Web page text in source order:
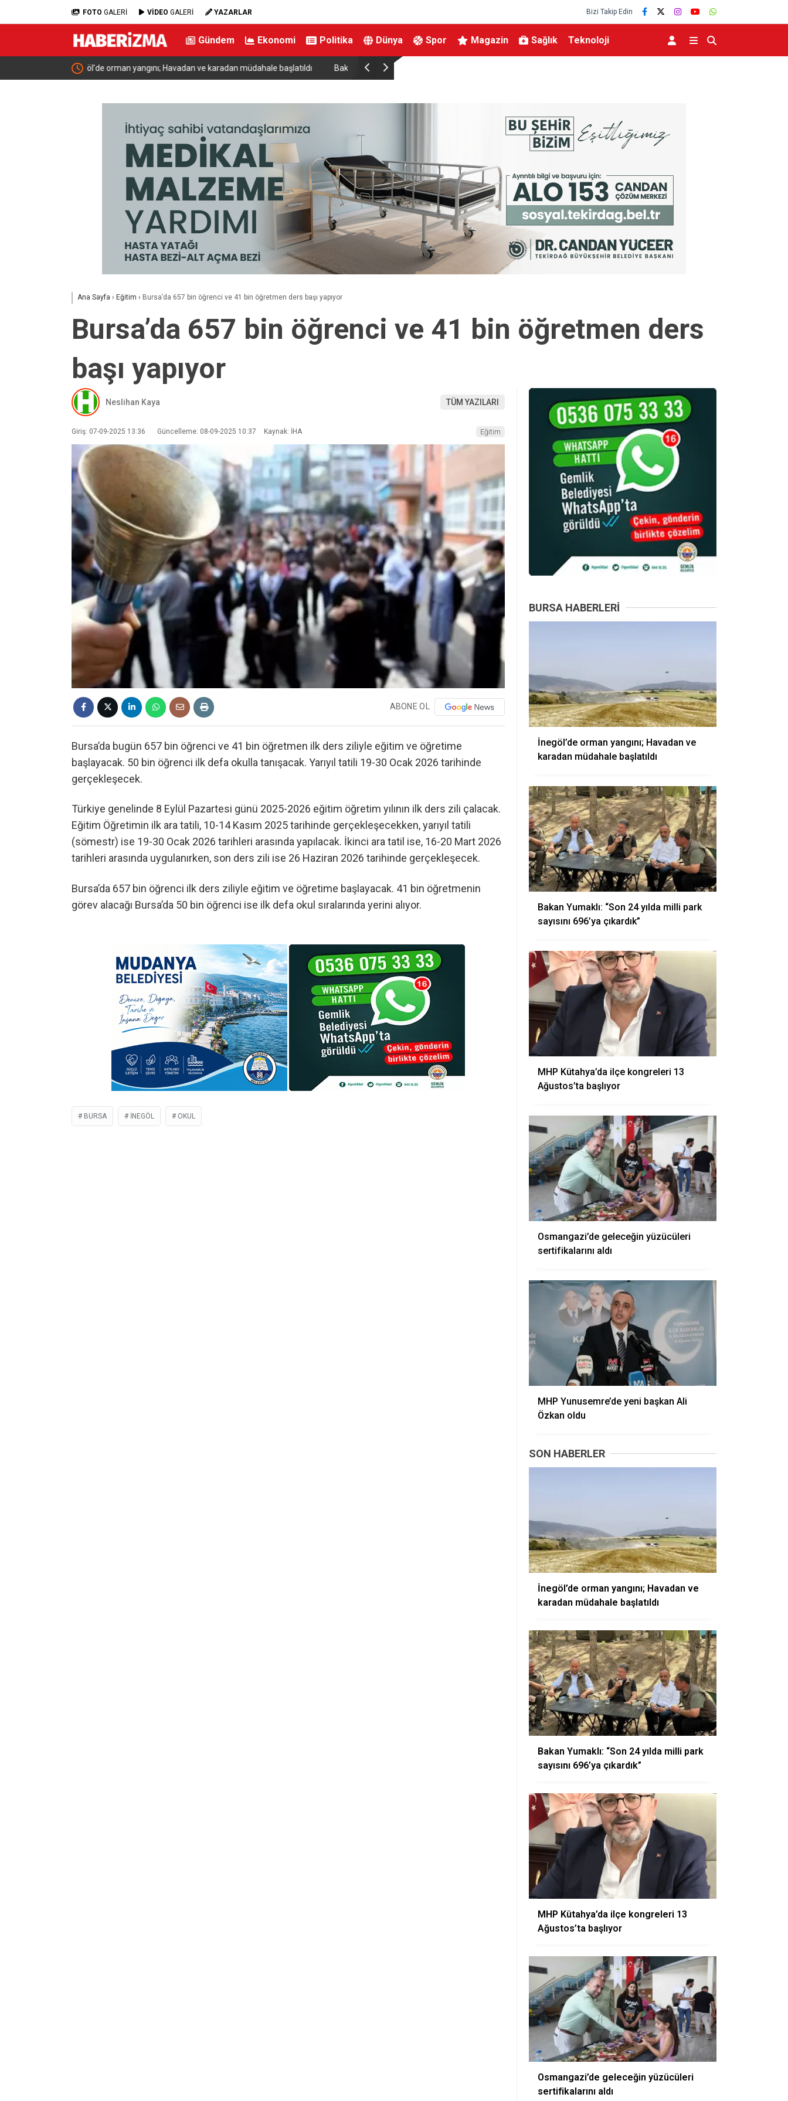
FOTO GALERİ VİDEO GALERİ YAZARLAR Bizi Takip Edin
Gündem Ekonomi Politika Dünya Spor Magazin Sağlık Teknoloji
Bakan Yumaklı: “Son 24 yılda milli park sayısını 696’ya çıkardık” MHP Kütahya’da ilçe kongreleri 13 Ağustos’ta başlıyor
Ana Sayfa › Eğitim › Bursa’da 657 bin öğrenci ve 41 bin öğretmen ders başı yapıyor
Bursa’da 657 bin öğrenci ve 41 bin öğretmen ders
başı yapıyor
Neslihan Kaya TÜM YAZILARI
Giriş: 07-09-2025 13:36 Güncelleme: 08-09-2025 10:37 Kaynak: İHA Eğitim
ABONE OL
Bursa’da bugün 657 bin öğrenci ve 41 bin öğretmen ilk ders ziliyle eğitim ve öğretime
başlayacak. 50 bin öğrenci ilk defa okulla tanışacak. Yarıyıl tatili 19-30 Ocak 2026 tarihinde
gerçekleşecek.
Türkiye genelinde 8 Eylül Pazartesi günü 2025-2026 eğitim öğretim yılının ilk ders zili çalacak.
Eğitim Öğretimin ilk ara tatili, 10-14 Kasım 2025 tarihinde gerçekleşecekken, yarıyıl tatili
(sömestr) ise 19-30 Ocak 2026 tarihleri arasında yapılacak. İkinci ara tatil ise, 16-20 Mart 2026
tarihleri arasında uygulanırken, son ders zili ise 26 Haziran 2026 tarihinde gerçekleşecek.
Bursa’da 657 bin öğrenci ilk ders ziliyle eğitim ve öğretime başlayacak. 41 bin öğretmenin
görev alacağı Bursa’da 50 bin öğrenci ise ilk defa okul sıralarında yerini alıyor.
BURSA İNEGÖL OKUL
BURSA HABERLERI
İnegöl’de orman yangını; Havadan ve
karadan müdahale başlatıldı
Bakan Yumaklı: “Son 24 yılda milli park
sayısını 696’ya çıkardık”
MHP Kütahya’da ilçe kongreleri 13
Ağustos’ta başlıyor
Osmangazi’de geleceğin yüzücüleri
sertifikalarını aldı
MHP Yunusemre’de yeni başkan Ali
Özkan oldu
SON HABERLER
İnegöl’de orman yangını; Havadan ve
karadan müdahale başlatıldı
Bakan Yumaklı: “Son 24 yılda milli park
sayısını 696’ya çıkardık”
MHP Kütahya’da ilçe kongreleri 13
Ağustos’ta başlıyor
Osmangazi’de geleceğin yüzücüleri
sertifikalarını aldı